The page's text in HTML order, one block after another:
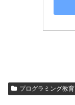
プログラミング教育